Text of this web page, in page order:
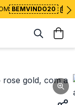
BEMVINDO20